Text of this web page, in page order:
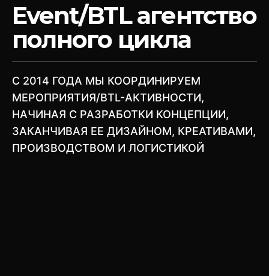
Event/BTL агентство
полного цикла
C 2014 ГОДА МЫ КООРДИНИРУЕМ
МЕРОПРИЯТИЯ/BTL-АКТИВНОСТИ,
НАЧИНАЯ С РАЗРАБОТКИ КОНЦЕПЦИИ,
ЗАКАНЧИВАЯ ЕЕ ДИЗАЙНОМ, КРЕАТИВАМИ,
ПРОИЗВОДСТВОМ И ЛОГИСТИКОЙ